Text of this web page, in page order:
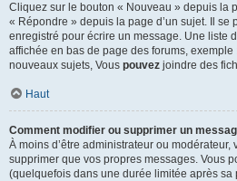
Cliquez sur le bouton « Nouveau » depuis la
« Répondre » depuis la page d’un sujet. Il se
enregistré pour écrire un message. Une liste
affichée en bas de page des forums, exemple
nouveaux sujets, Vous pouvez joindre des
Haut
Comment modifier ou supprimer un
À moins d’être administrateur ou
supprimer que vos propres messages. Vous
(quelquefois dans une durée limitée après